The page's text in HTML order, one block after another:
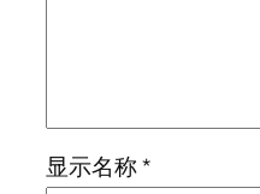
显示名称*